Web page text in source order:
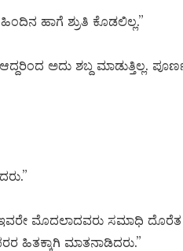
ಹಾಗೆ ಶ್ರುತಿ ಕೊಡಲಿಲ್ಲ.”
ಅದು ಶಬ್ದ ಮಾಡುತ್ತಿಲ್ಲ.
ಇವರೇ ಮೊದಲಾದವರು ಸಮಾಧಿ
ಹಿತಕ್ಕಾಗಿ ಮಾತನಾಡಿದರು.”